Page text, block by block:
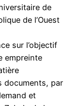
de
de l’Ouest
sur l’objectif
empreinte
documents, par
et